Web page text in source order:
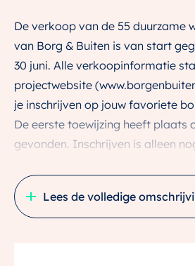
De verkoop van de 55 duurzame
van Borg & Buiten is van start
30 juni. Alle verkoopinformatie
projectwebsite
je inschrijven op jouw favoriete
De eerste toewijzing heeft plaats
gevonden. Inschrijven is alleen
Het woningaanbod
In Borg & Buiten fase 3A komen
Lees de volledige